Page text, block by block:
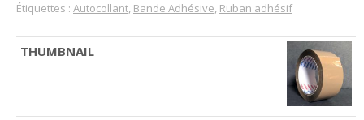
Étiquettes : Autocollant, Bande Adhésive, Ruban adhésif